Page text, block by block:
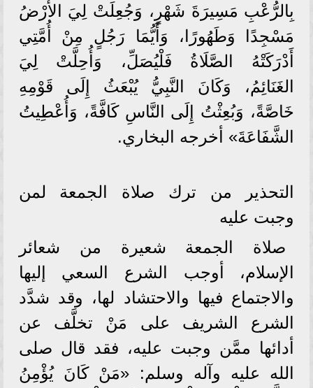
بِالرُّعْبِ مَسِيرَةَ شَهْرٍ، وَجُعِلَتْ لِيَ الأَرْضُ
مَسْجِدًا وَطَهُورًا، وَأَيُّمَا رَجُلٍ مِنْ أُمَّتِي
أَدْرَكَتْهُ الصَّلَاةُ فَلْيُصَلِّ، وَأُحِلَّتْ لِيَ
الغَنَائِمُ، وَكَانَ النَّبِيُّ يُبْعَثُ إِلَى قَوْمِهِ
خَاصَّةً، وَبُعِثْتُ إِلَى النَّاسِ كَافَّةً، وَأُعْطِيتُ
الشَّفَاعَةَ» أخرجه البخاري.
التحذير من ترك صلاة الجمعة لمن
وجبت عليه
صلاة الجمعة شعيرة من شعائر
الإسلام، أوجب الشرع السعي إليها
والاجتماع فيها والاحتشاد لها، وقد شدَّد
الشرع الشريف على مَنْ تخلَّف عن
أدائها ممَّن وجبت عليه، فقد قال صلى
الله عليه وآله وسلم: «مَنْ كَانَ يُؤْمِنُ